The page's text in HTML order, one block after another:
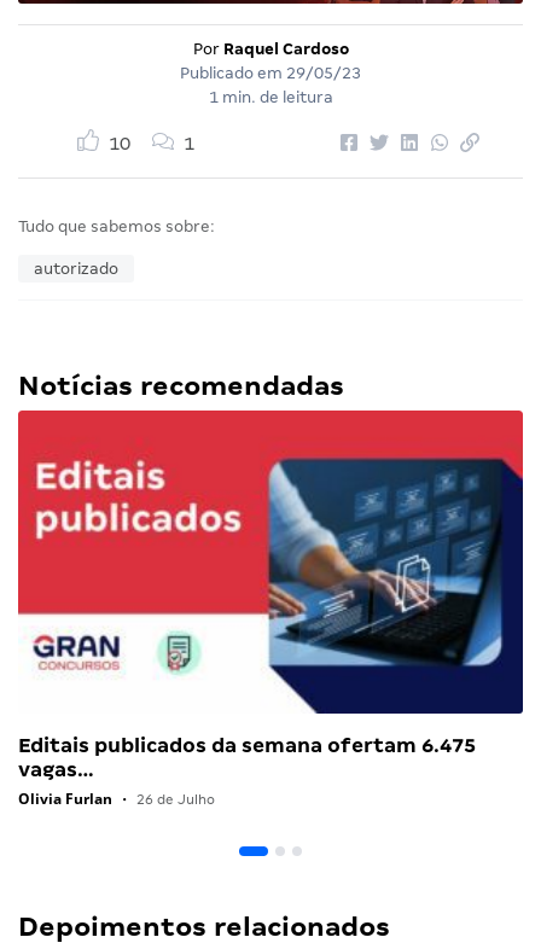
Por Raquel Cardoso
Publicado em 29/05/23
1 min. de leitura
10 1
Tudo que sabemos sobre:
autorizado
Notícias recomendadas
Editais publicados da semana ofertam 6.475
vagas…
Olivia Furlan • 26 de Julho
Depoimentos relacionados